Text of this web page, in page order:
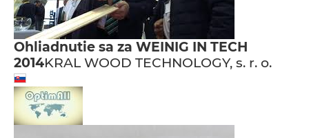
Ohliadnutie sa za WEINIG IN TECH
2014KRAL WOOD TECHNOLOGY, s. r. o.